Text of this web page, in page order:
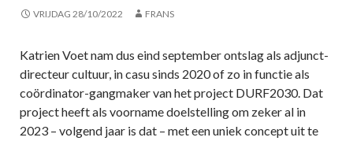
VRIJDAG 28/10/2022 FRANS
Katrien Voet nam dus eind september ontslag als adjunct-
directeur cultuur, in casu sinds 2020 of zo in functie als
coördinator-gangmaker van het project DURF2030. Dat
project heeft als voorname doelstelling om zeker al in
2023 – volgend jaar is dat – met een uniek concept uit te